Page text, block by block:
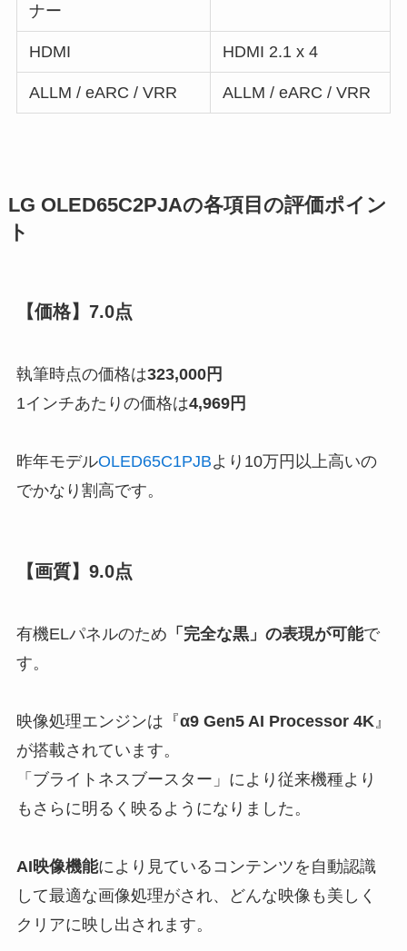
ナー
HDMI HDMI 2.1 x 4
ALLM / eARC / VRR ALLM / eARC / VRR
LG OLED65C2PJAの各項目の評価ポイン
ト
【価格】7.0点
執筆時点の価格は323,000円
1インチあたりの価格は4,969円
昨年モデルOLED65C1PJBより10万円以上高いの
でかなり割高です。
【画質】9.0点
有機ELパネルのため 「完全な黒」の表現が可能で
す。
映像処理エンジンは『α9 Gen5 AI Processor 4K』
が搭載されています。
「ブライトネスブースター」により従来機種より
もさらに明るく映るようになりました。
AI映像機能により見ているコンテンツを自動認識
して最適な画像処理がされ、どんな映像も美しく
クリアに映し出されます。